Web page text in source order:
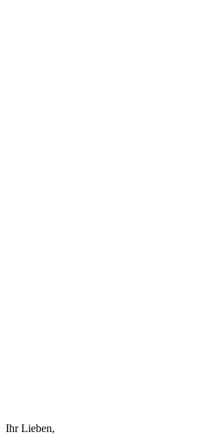
Ihr Lieben,